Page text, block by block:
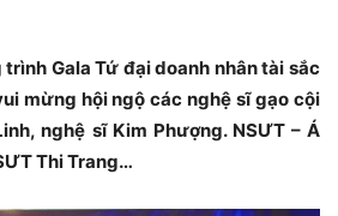
Gala Tứ đại doanh nhân tài sắc
mừng hội ngộ các nghệ sĩ gạo cội
nghệ sĩ Kim Phượng. NSƯT – Á
Thi Trang…